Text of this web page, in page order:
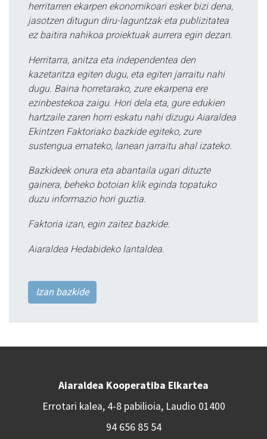
herritarren ekarpen ekonomikoari esker bizi dena,
jasotzen ditugun diru-laguntzak eta publizitatea
ez baitira nahikoa proiektuak aurrera egin dezan.
Herritarra, anitza eta independentea den
kazetaritza egiten dugu, eta egiten jarraitu nahi
dugu. Baina horretarako, zure ekarpena ere
ezinbestekoa zaigu. Hori dela eta, gure edukien
hartzaile zaren horri eskatu nahi dizugu Aiaraldea
Ekintzen Faktoriako bazkide egiteko, zure
sustengua emateko, lanean jarraitu ahal izateko.
Bazkideek onura eta abantaila ugari dituzte
gainera, beheko botoian klik eginda topatuko
duzu informazio hori guztia.
Faktoria izan, egin zaitez bazkide.
Aiaraldea Hedabideko lantaldea.
Izan bazkide
Aiaraldea Kooperatiba Elkartea
Errotari kalea, 4-8 pabilioia, Laudio 01400
94 656 85 54